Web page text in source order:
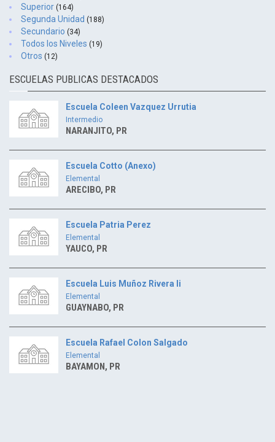
Superior (164)
Segunda Unidad (188)
Secundario (34)
Todos los Niveles (19)
Otros (12)
ESCUELAS PUBLICAS DESTACADOS
Escuela Coleen Vazquez Urrutia
Intermedio
NARANJITO, PR
Escuela Cotto (Anexo)
Elemental
ARECIBO, PR
Escuela Patria Perez
Elemental
YAUCO, PR
Escuela Luis Muñoz Rivera Ii
Elemental
GUAYNABO, PR
Escuela Rafael Colon Salgado
Elemental
BAYAMON, PR